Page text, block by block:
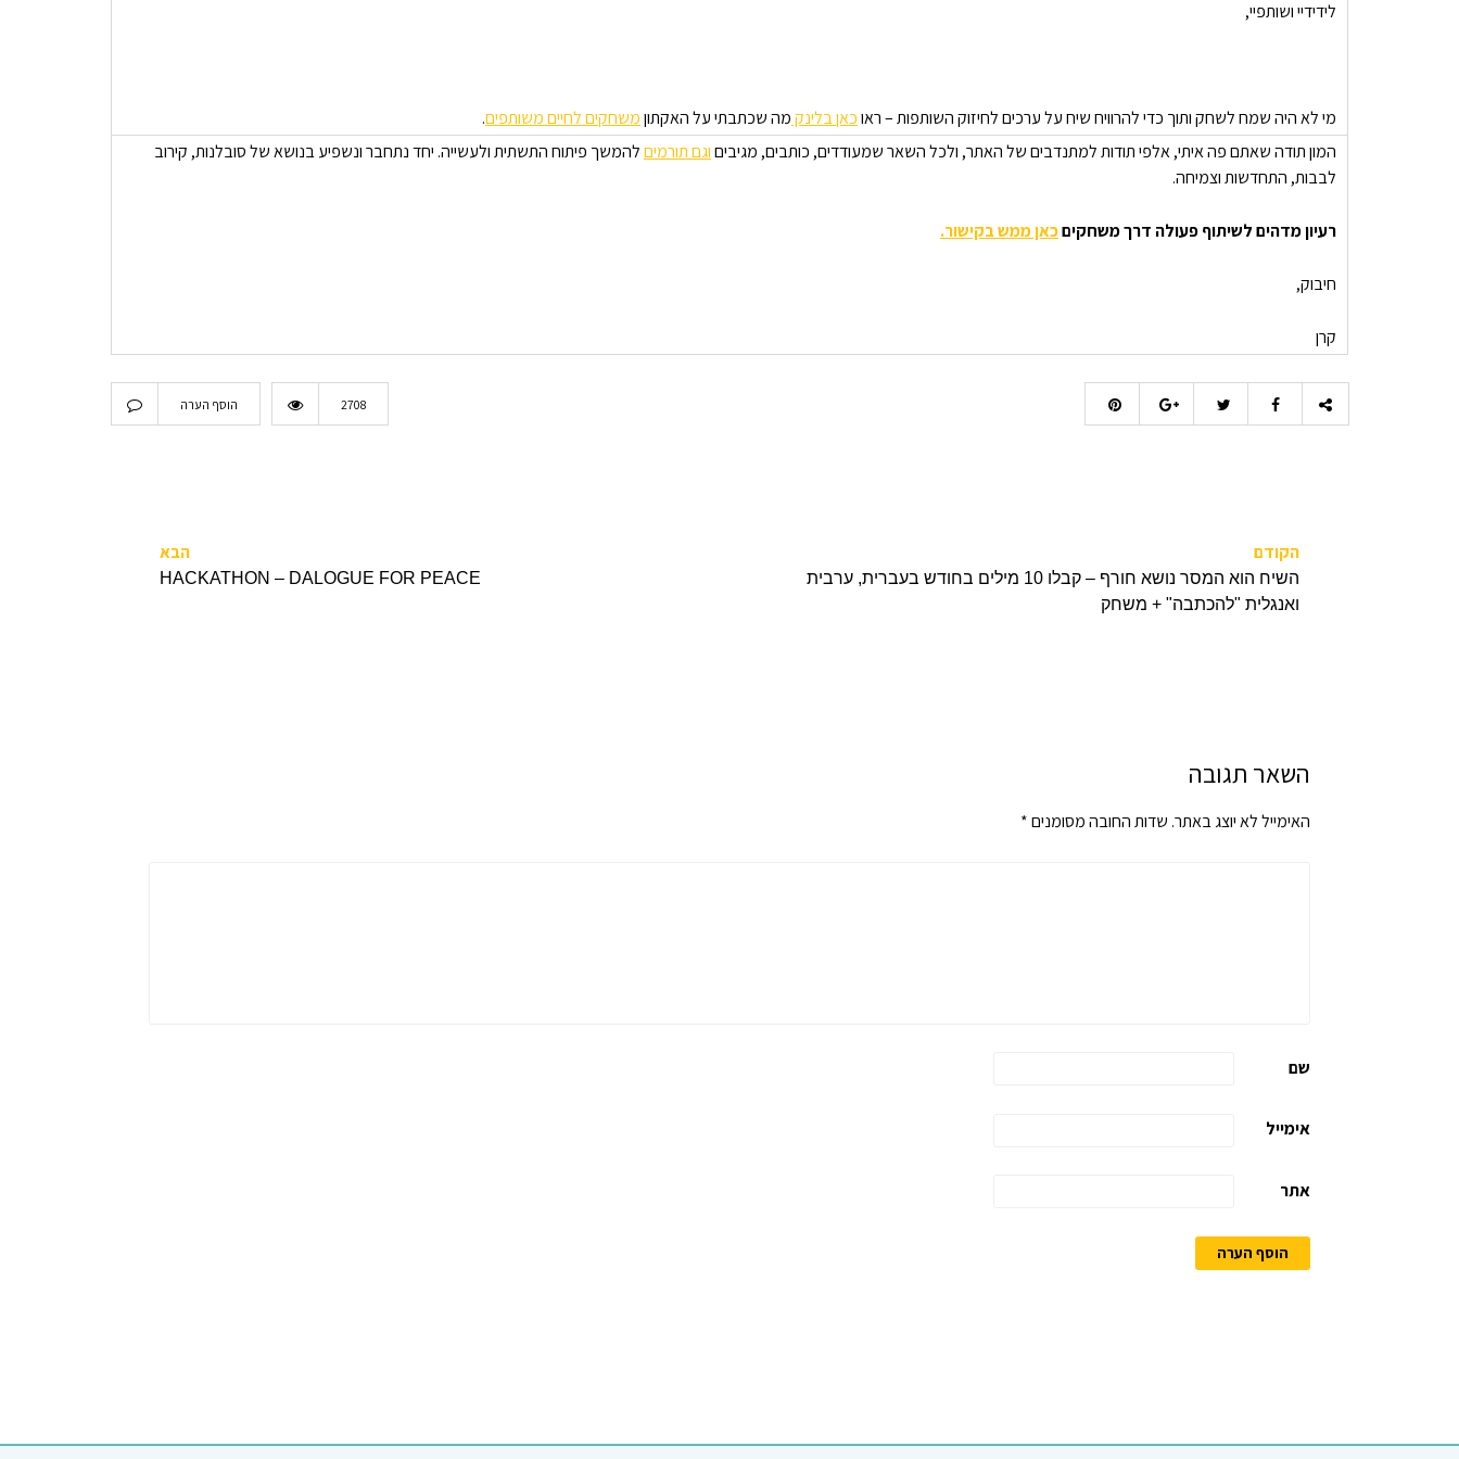
לידידיי ושותפיי,
מי לא היה שמח לשחק ותוך כדי להרוויח שיח על ערכים לחיזוק השותפות – ראוכאן בלינקמה שכתבתי על האקתוןמשחקים לחייםמשותפים.
המון תודה שאתם פה איתי, אלפי תודות למתנדבים של האתר, ולכל השאר שמעודדים, כותבים, מגיביםוגם תורמיםלהמשך פיתוח התשתית ולעשייה. יחד נתחבר ונשפיע בנושא של סובלנות, קירוב
לבבות, התחדשות וצמיחה.
רעיון מדהים לשיתוף פעולה דרךמשחקיםכאן ממש בקישור.
חיבוק,
קרן
הוסף הערה 2708
הקודם
השיח הוא המסר נושא חורף – קבלו 10 מילים בחודש בעברית, ערבית
ואנגלית "להכתבה" + משחק
הבא
HACKATHON – DALOGUE FOR PEACE
השאר תגובה
האימייל לא יוצג באתר. שדות החובה מסומנים*
שם
אימייל
אתר